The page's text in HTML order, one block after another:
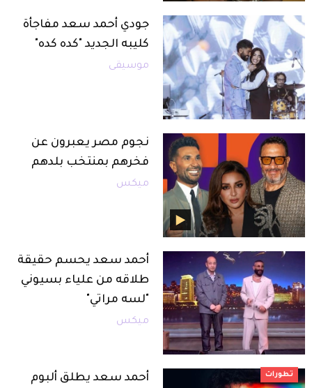
جودي أحمد سعد مفاجأة
كليبه الجديد "كده كده"
موسيقى
نجوم مصر يعبرون عن
فخرهم بمنتخب بلدهم
ميكس
أحمد سعد يحسم حقيقة
طلاقه من علياء بسيوني
"لسه مراتي"
ميكس
تطورات
أحمد سعد يطلق ألبوم